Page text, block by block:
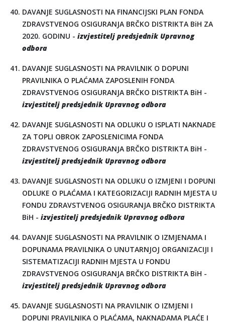
DAVANJE SUGLASNOSTI NA FINANCIJSKI PLAN FONDA
ZDRAVSTVENOG OSIGURANJA BRČKO DISTRIKTA BiH ZA
2020. GODINU - izvjestitelj predsjednik Upravnog
odbora
DAVANJE SUGLASNOSTI NA PRAVILNIK O DOPUNI
PRAVILNIKA O PLAĆAMA ZAPOSLENIH FONDA
ZDRAVSTVENOG OSIGURANJA BRČKO DISTRIKTA BiH -
izvjestitelj predsjednik Upravnog odbora
DAVANJE SUGLASNOSTI NA ODLUKU O ISPLATI NAKNADE
ZA TOPLI OBROK ZAPOSLENICIMA FONDA
ZDRAVSTVENOG OSIGURANJA BRČKO DISTRIKTA BiH -
izvjestitelj predsjednik Upravnog odbora
DAVANJE SUGLASNOSTI NA ODLUKU O IZMJENI I DOPUNI
ODLUKE O PLAĆAMA I KATEGORIZACIJI RADNIH MJESTA U
FONDU ZDRAVSTVENOG OSIGURANJA BRČKO DISTRIKTA
BiH - izvjestitelj predsjednik Upravnog odbora
DAVANJE SUGLASNOSTI NA PRAVILNIK O IZMJENAMA I
DOPUNAMA PRAVILNIKA O UNUTARNJOJ ORGANIZACIJI I
SISTEMATIZACIJI RADNIH MJESTA U FONDU
ZDRAVSTVENOG OSIGURANJA BRČKO DISTRIKTA BiH -
izvjestitelj predsjednik Upravnog odbora
DAVANJE SUGLASNOSTI NA PRAVILNIK O IZMJENI I
DOPUNI PRAVILNIKA O PLAĆAMA, NAKNADAMA PLAĆE I